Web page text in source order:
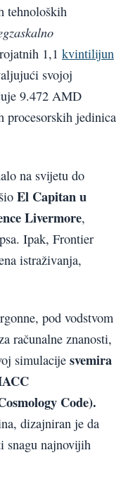
tehnoloških
1,1 kvintilijun
svojoj
9.472 AMD
procesorskih jedinica
na svijetu do
El Capitan u
Livermore,
Ipak, Frontier
istraživanja,
pod vodstvom
računalne znanosti,
simulacije svemira
Code).
dizajniran je da
snagu najnovijih